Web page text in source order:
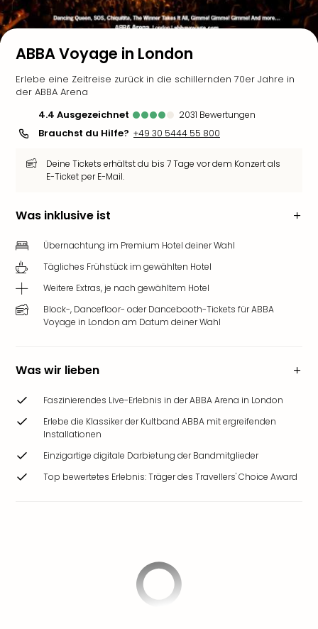
ABBA Voyage in London
Erlebe eine Zeitreise zurück in die schillernden 70er Jahre in
der ABBA Arena
4.4
ausgezeichnet 2031 Bewertungen
Brauchst du Hilfe? +49 30 5444 55 800
Deine Tickets erhältst du bis 7 Tage vor dem Konzert als
E-Ticket per E-Mail.
Was inklusive ist
Übernachtung im Premium Hotel deiner Wahl
Tägliches Frühstück im gewählten Hotel
Weitere Extras, je nach gewähltem Hotel
Block-, Dancefloor- oder Dancebooth-Tickets für ABBA
Voyage in London am Datum deiner Wahl
Was wir lieben
Faszinierendes Live-Erlebnis in der ABBA Arena in London
Erlebe die Klassiker der Kultband ABBA mit ergreifenden
Installationen
Einzigartige digitale Darbietung der Bandmitglieder
Top bewertetes Erlebnis: Träger des Travellers' Choice Award